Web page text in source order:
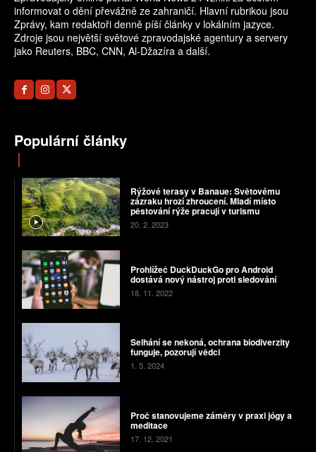
informovat o dění převážně ze zahraničí. Hlavní rubrikou jsou
Zprávy, kam redaktoři denně píší články v lokálním jazyce.
Zdroje jsou největší světové zpravodajské agentury a servery
jako Reuters, BBC, CNN, Al-Džazíra a další.
Populární články
Rýžové terasy v Banaue: Světovému
zázraku hrozí zhroucení. Mladí místo
pěstování rýže pracují v turismu
20. 2. 2023
Prohlížeč DuckDuckGo pro Android
dostává nový nástroj proti sledování
18. 11. 2022
Selhání se nekoná, ochrana biodiverzity
funguje, pozorují vědci
1. 5. 2024
Proč stanovujeme záměry v praxi jógy a
meditace
17. 12. 2021